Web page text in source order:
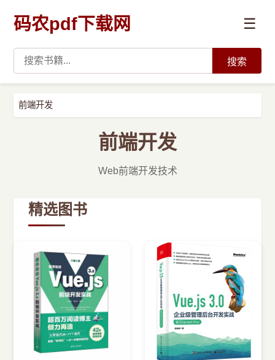
码农pdf下载网 ☰
系统编程
新兴语言
预订书籍
搜索
前端开发
前端开发
Web前端开发技术
精选图书